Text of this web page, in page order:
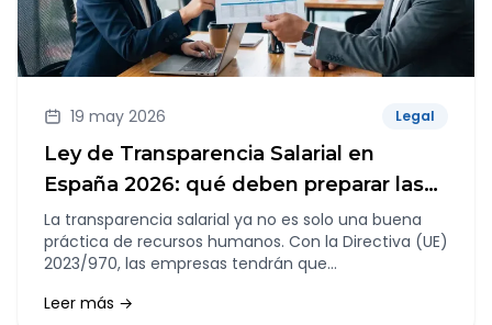
19 may 2026 Legal
Ley de Transparencia Salarial en
España 2026: qué deben preparar las
empresas
La transparencia salarial ya no es solo una buena
práctica de recursos humanos. Con la Directiva (UE)
2023/970, las empresas tendrán que
promocionan y qué criterios utilizan para justificar
Leer más →